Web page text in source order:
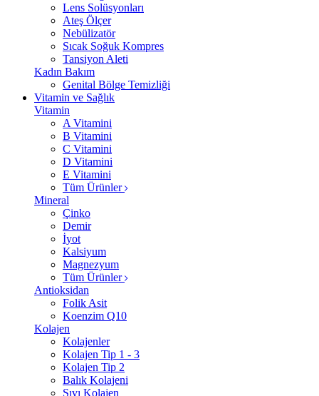
Lens Solüsyonları
Ateş Ölçer
Nebülizatör
Sıcak Soğuk Kompres
Tansiyon Aleti
Kadın Bakım
Genital Bölge Temizliği
Vitamin ve Sağlık
Vitamin
A Vitamini
B Vitamini
C Vitamini
D Vitamini
E Vitamini
Tüm Ürünler
Mineral
Çinko
Demir
İyot
Kalsiyum
Magnezyum
Tüm Ürünler
Antioksidan
Folik Asit
Koenzim Q10
Kolajen
Kolajenler
Kolajen Tip 1 - 3
Kolajen Tip 2
Balık Kolajeni
Sıvı Kolajen